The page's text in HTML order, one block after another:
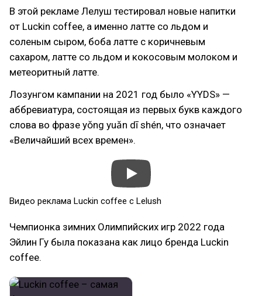
В этой рекламе Лелуш тестировал новые напитки
от Luckin coffee, а именно латте со льдом и
соленым сыром, боба латте с коричневым
сахаром, латте со льдом и кокосовым молоком и
метеоритный латте.
Лозунгом кампании на 2021 год было «YYDS» —
аббревиатура, состоящая из первых букв каждого
слова во фразе yǒng yuǎn dī shén, что означает
«Величайший всех времен».
Видео реклама Luckin coffee с Lelush
Чемпионка зимних Олимпийских игр 2022 года
Эйлин Гу была показана как лицо бренда Luckin
coffee.